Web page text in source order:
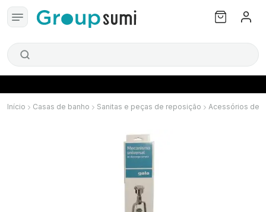
Início Casas de banho Sanitas e peças de reposição Acessórios de